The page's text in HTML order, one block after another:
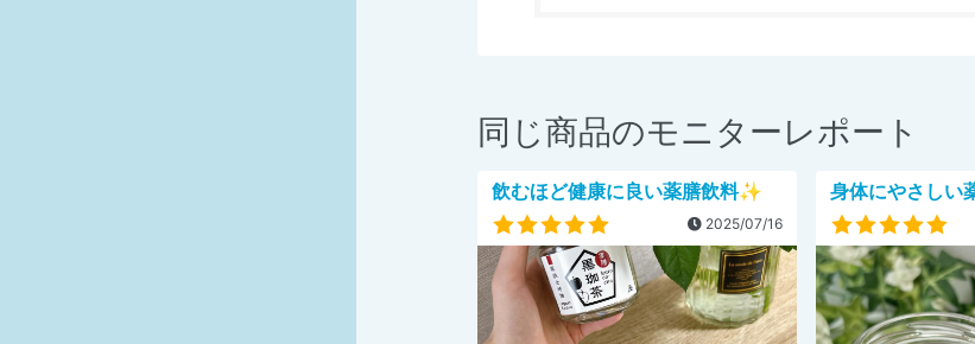
同じ商品のモニターレポート
飲むほど健康に良い薬膳飲料✨
2025/07/16
身体にやさしい